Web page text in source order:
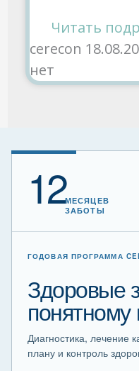
Читать
cerecon
нет
12МЕСЯЦЕВ
ЗАБОТЫ
ГОДОВАЯ ПРОГРАММА
Здоровые
понятному
Диагностика, лечение
плану и контроль